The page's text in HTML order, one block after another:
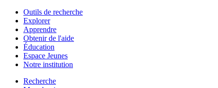
Outils de recherche
Explorer
Apprendre
Obtenir de l'aide
Éducation
Espace Jeunes
Notre institution
Recherche